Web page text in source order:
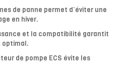
de panne permet d’éviter une
en hiver.
et la compatibilité garantit
optimal.
de pompe ECS évite les